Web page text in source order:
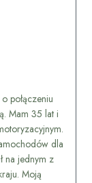
połączeniu
Mam 35 lat i
dla
na jednym z
Moją